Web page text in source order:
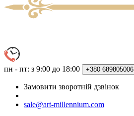
пн - пт: з 9:00 до 18:00 +380 689805006
Замовити зворотній дзвінок
sale@art-millennium.com